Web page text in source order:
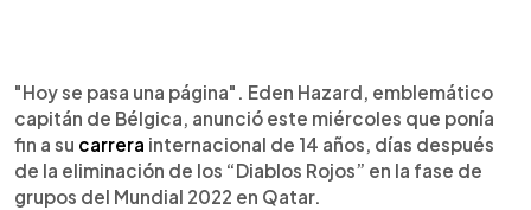
Escuchar artículo
"Hoy se pasa una página". Eden Hazard, emblemático
capitán de Bélgica, anunció este miércoles que ponía
fin a su carrera internacional de 14 años, días después
de la eliminación de los “Diablos Rojos” en la fase de
grupos del Mundial 2022 en Qatar.